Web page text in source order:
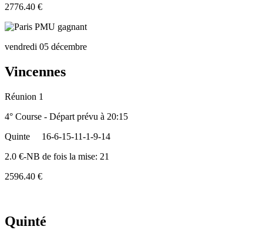
2776.40 €
vendredi 05 décembre
Vincennes
Réunion 1
4° Course - Départ prévu à 20:15
Quinte
16-6-15-11-1-9-14
2.0 €-NB de fois la mise: 21
2596.40 €
Quinté